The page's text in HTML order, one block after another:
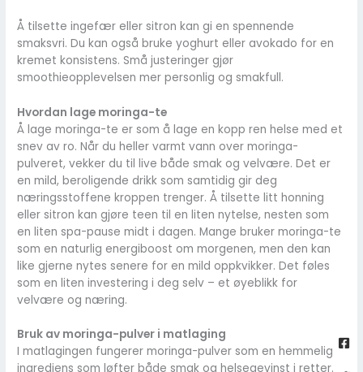
Å tilsette ingefær eller sitron kan gi en spennende
smaksvri. Du kan også bruke yoghurt eller avokado for en
kremet konsistens. Små justeringer gjør
smoothieopplevelsen mer personlig og smakfull.
Hvordan lage moringa-te
Å lage moringa-te er som å lage en kopp ren helse med et
snev av ro. Når du heller varmt vann over moringa-
pulveret, vekker du til live både smak og velvære. Det er
en mild, beroligende drikk som samtidig gir deg
næringsstoffene kroppen trenger. Å tilsette litt honning
eller sitron kan gjøre teen til en liten nytelse, nesten som
en liten spa-pause midt i dagen. Mange bruker moringa-te
som en naturlig energiboost om morgenen, men den kan
like gjerne nytes senere for en mild oppkvikker. Det føles
som en liten investering i deg selv – et øyeblikk for
velvære og næring.
Bruk av moringa-pulver i matlaging
I matlagingen fungerer moringa-pulver som en hemmelig
ingrediens som løfter både smak og helsegevinst i retter.